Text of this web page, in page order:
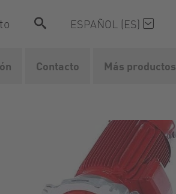
ESPAÑOL (ES)
Contacto Más productos